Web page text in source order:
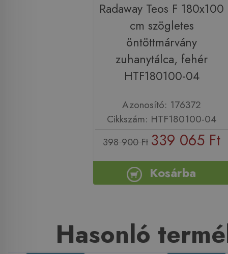
Radaway Teos F 180x100
cm szögletes
öntöttmárvány
zuhanytálca, fehér
HTF180100-04
Azonosító: 176372
Cikkszám: HTF180100-04
398 900 Ft 339 065 Ft
Kosárba
Hasonló